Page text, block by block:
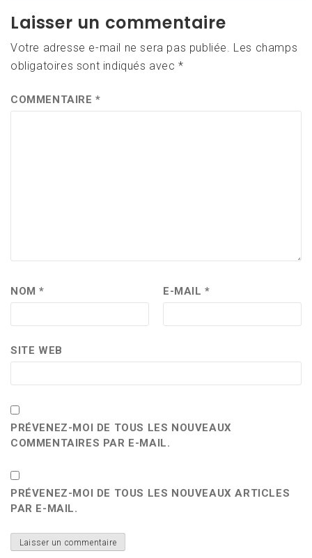
Laisser un commentaire
Votre adresse e-mail ne sera pas publiée. Les champs
obligatoires sont indiqués avec*
COMMENTAIRE*
NOM* E-MAIL*
SITE WEB
PRÉVENEZ-MOI DE TOUS LES NOUVEAUX
COMMENTAIRES PAR E-MAIL.
PRÉVENEZ-MOI DE TOUS LES NOUVEAUX ARTICLES
PAR E-MAIL.